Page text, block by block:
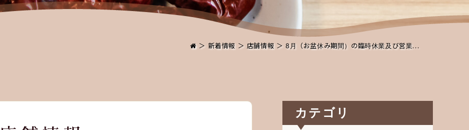
＞ 新着情報＞ 店舗情報＞ 8月（お盆休み期間）の臨時休業及び営業...
カテゴリ